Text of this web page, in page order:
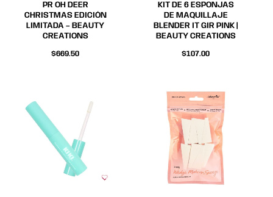
PR OH DEER
CHRISTMAS EDICIÓN
LIMITADA – BEAUTY
CREATIONS
$669.50
KIT DE 6 ESPONJAS
DE MAQUILLAJE
BLENDER IT GIR PINK |
BEAUTY CREATIONS
$107.00